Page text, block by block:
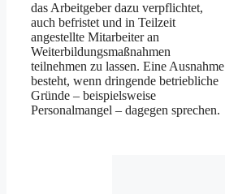
das Arbeit­geber dazu verpflichtet,
auch befristet und in Teil­zeit
angestellte Mitarbeiter an
Weiterbildungs­maßnahmen
teilnehmen zu lassen. Eine Ausnahme
besteht, wenn dringende betriebliche
Gründe – beispielsweise
Personalmangel – dagegen sprechen.